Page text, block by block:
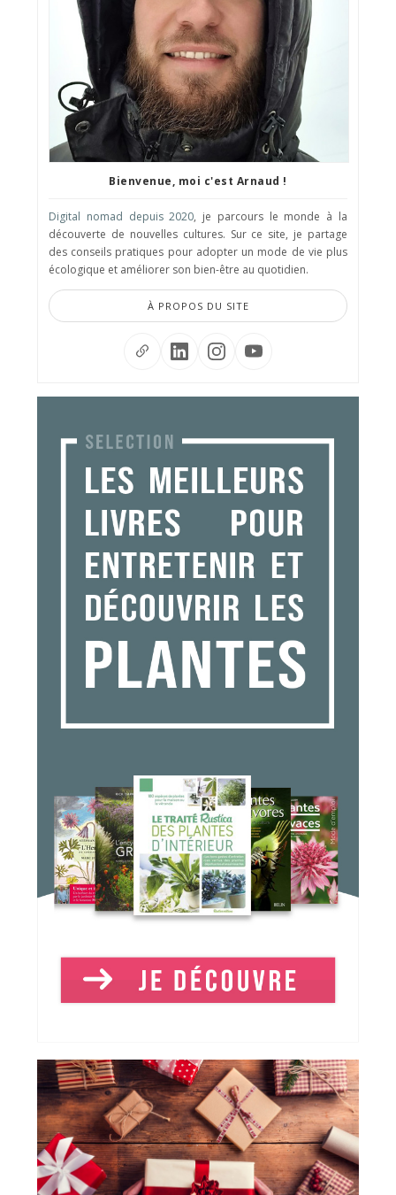
Bienvenue, moi c'est Arnaud !
Digital nomad depuis 2020, je parcours le monde à la
découverte de nouvelles cultures. Sur ce site, je partage
des conseils pratiques pour adopter un mode de vie plus
écologique et améliorer son bien-être au quotidien.
À PROPOS DU SITE